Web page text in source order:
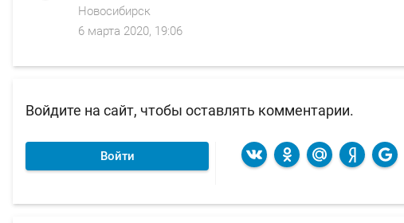
Новосибирск
6 марта 2020, 19:06
Войдите на сайт, чтобы оставлять комментарии.
Войти